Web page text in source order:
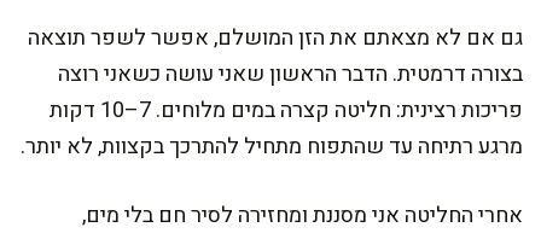
גם אם לא מצאתם את הזן המושלם, אפשר לשפר תוצאה
בצורה דרמטית. הדבר הראשון שאני עושה כשאני רוצה
פריכות רצינית: חליטה קצרה במים מלוחים. 7–10 דקות
מרגע רתיחה עד שהתפוח מתחיל להתרכך בקצוות, לא יותר.
אחרי החליטה אני מסננת ומחזירה לסיר חם בלי מים,